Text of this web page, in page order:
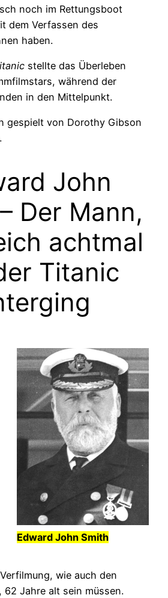
noch im Rettungsboot
dem Verfassen des
haben.
stellte das Überleben
während der
in den Mittelpunkt.
gespielt von Dorothy Gibson
John
Der Mann,
achtmal
Titanic
Edward John Smith
wie auch den
62 Jahre alt sein müssen.